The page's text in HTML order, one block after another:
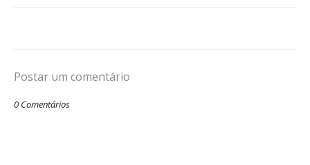
Postar um comentário
0 Comentários